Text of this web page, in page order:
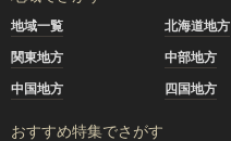
地域一覧 北海道地方
関東地方
中部地方
中国地方
四国地方
おすすめ特集でさがす